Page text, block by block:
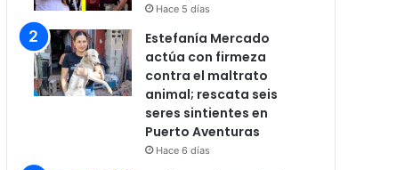
Hace 5 días
Estefanía Mercado
actúa con firmeza
contra el maltrato
animal; rescata seis
seres sintientes en
Puerto Aventuras
Hace 6 días